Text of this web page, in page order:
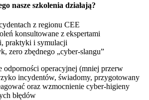
nasze szkolenia działają?
z regionu CEE
konsultowane z ekspertami
praktyki i symulacji
zero zbędnego „cyber-slangu”
odporności operacyjnej (mniej przerw
incydentów, świadomy, przygotowany
oraz wzmocnienie cyber-higieny
błędów